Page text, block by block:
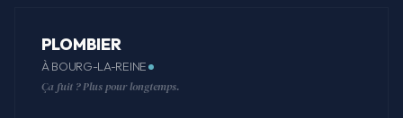
PLOMBIER
À BOURG-LA-REINE
Ça fuit ? Plus pour longtemps.